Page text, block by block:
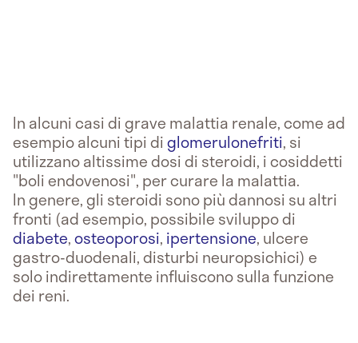
In alcuni casi di grave malattia renale, come ad
esempio alcuni tipi diglomerulonefriti, si
utilizzano altissime dosi di steroidi, i cosiddetti
"boli endovenosi", per curare la malattia.
In genere, gli steroidi sono più dannosi su altri
fronti (ad esempio, possibile sviluppo di
diabete,osteoporosi, ipertensione, ulcere
gastro-duodenali, disturbi neuropsichici) e
solo indirettamente influiscono sulla funzione
dei reni.